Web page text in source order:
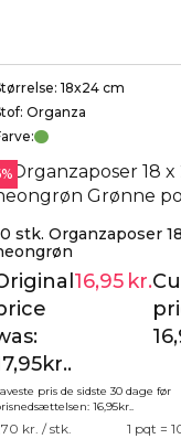
9 x
47,95
18x24 cm
Organza
stk. Organzaposer
16,95 kr.
pris de sidste 30 dage før
16,95kr.
kr. / stk. 1 pqt =